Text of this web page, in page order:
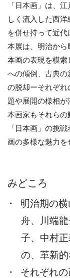
「日本画」は、
しく流入した西
を併せ持って近代
本展は、明治から
本画の表現を模
への傾倒、古典の
の脱却ーそれぞ
題や展開の様相
本画家もそれらの
「日本画」の挑
画の多様な魅力を
みどころ
・
明治期の
舟、川端
子、中村
の、革新
・
それぞれ